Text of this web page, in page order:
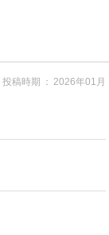
投稿時期 2026年01月